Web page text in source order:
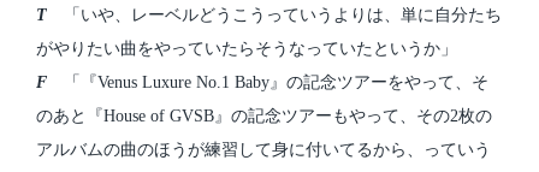
T 「いや、レーベルどうこうっていうよりは、単に自分たち
がやりたい曲をやっていたらそうなっていたというか」
F 「『Venus Luxure No.1 Baby』の記念ツアーをやって、そ
のあと『House of GVSB』の記念ツアーもやって、その2枚の
アルバムの曲のほうが練習して身に付いてるから、っていう